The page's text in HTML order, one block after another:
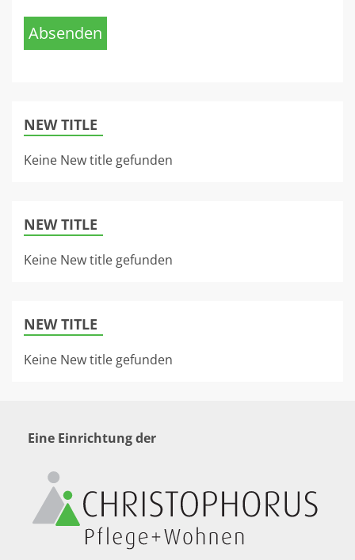
Absenden
NEW TITLE
Keine New title gefunden
NEW TITLE
Keine New title gefunden
NEW TITLE
Keine New title gefunden
Eine Einrichtung der